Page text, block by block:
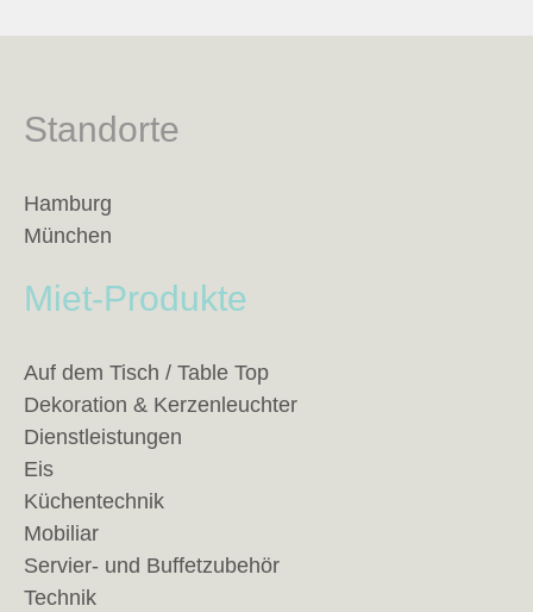
Standorte
Hamburg
München
Miet-Produkte
Auf dem Tisch / Table Top
Dekoration & Kerzenleuchter
Dienstleistungen
Eis
Küchentechnik
Mobiliar
Servier- und Buffetzubehör
Technik